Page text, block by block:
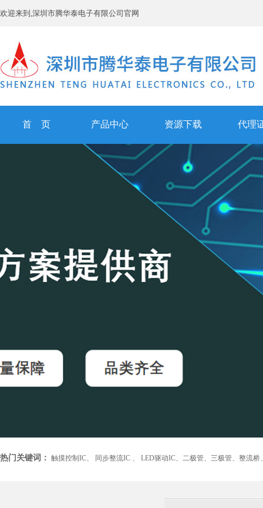
欢迎来到,深圳市腾华泰电子有限公司官网
首 页 产品中心 资源下载 代理
热门关键词： 触摸控制IC、 同步整流IC 、 LED驱动IC、 二极管、 三极管、 整流桥